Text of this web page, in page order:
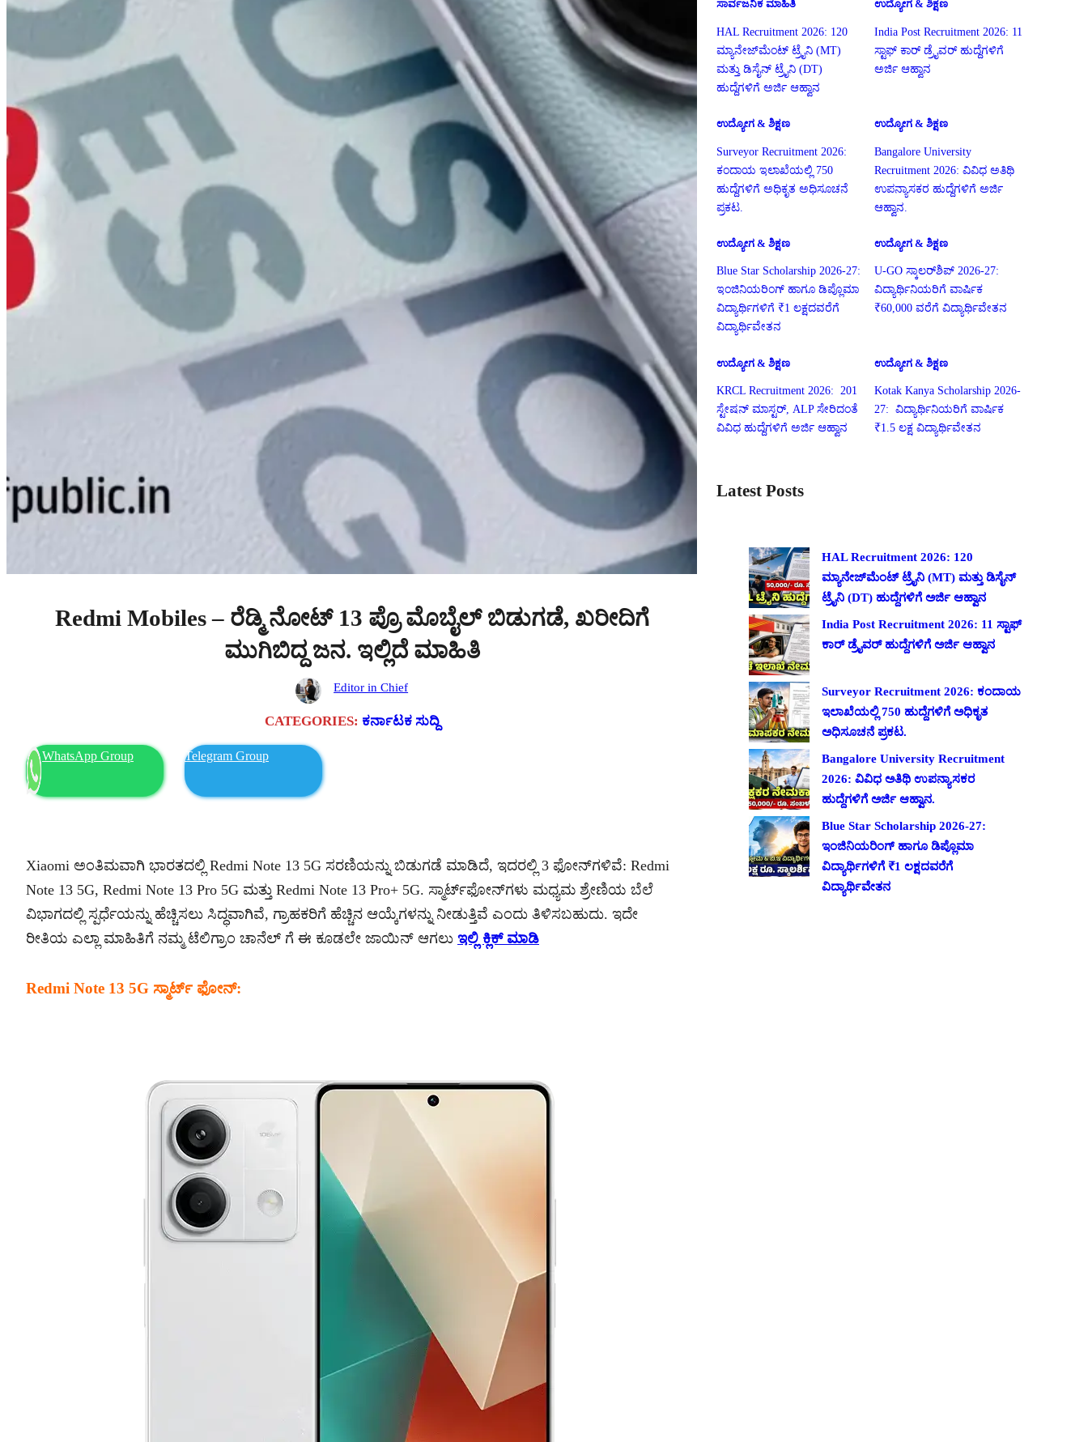
Redmi Mobiles – ರೆಡ್ಮಿ ನೋಟ್ 13 ಪ್ರೊ ಮೊಬೈಲ್ ಬಿಡುಗಡೆ, ಖರೀದಿಗೆ
ಮುಗಿಬಿದ್ದ ಜನ. ಇಲ್ಲಿದೆ ಮಾಹಿತಿ
Editor in Chief
CATEGORIES: ಕರ್ನಾಟಕ ಸುದ್ದಿ
WhatsApp Group Telegram Group
Xiaomi ಅಂತಿಮವಾಗಿ ಭಾರತದಲ್ಲಿ Redmi Note 13 5G ಸರಣಿಯನ್ನು ಬಿಡುಗಡೆ ಮಾಡಿದೆ, ಇದರಲ್ಲಿ 3 ಫೋನ್‌ಗಳಿವೆ: Redmi
Note 13 5G, Redmi Note 13 Pro 5G ಮತ್ತು Redmi Note 13 Pro+ 5G. ಸ್ಮಾರ್ಟ್‌ಫೋನ್‌ಗಳು ಮಧ್ಯಮ ಶ್ರೇಣಿಯ ಬೆಲೆ
ವಿಭಾಗದಲ್ಲಿ ಸ್ಪರ್ಧೆಯನ್ನು ಹೆಚ್ಚಿಸಲು ಸಿದ್ಧವಾಗಿವೆ, ಗ್ರಾಹಕರಿಗೆ ಹೆಚ್ಚಿನ ಆಯ್ಕೆಗಳನ್ನು ನೀಡುತ್ತಿವೆ ಎಂದು ತಿಳಿಸಬಹುದು. ಇದೇ
ರೀತಿಯ ಎಲ್ಲಾ ಮಾಹಿತಿಗೆ ನಮ್ಮ ಟೆಲಿಗ್ರಾಂ ಚಾನೆಲ್ ಗೆ ಈ ಕೂಡಲೇ ಜಾಯಿನ್ ಆಗಲು ಇಲ್ಲಿ ಕ್ಲಿಕ್ ಮಾಡಿ
Redmi Note 13 5G ಸ್ಮಾರ್ಟ್ ಫೋನ್:
ಸಾರ್ವಜನಿಕ ಮಾಹಿತಿ
HAL Recruitment 2026: 120
ಮ್ಯಾನೇಜ್‌ಮೆಂಟ್ ಟ್ರೈನಿ (MT)
ಮತ್ತು ಡಿಸೈನ್ ಟ್ರೈನಿ (DT)
ಹುದ್ದೆಗಳಿಗೆ ಅರ್ಜಿ ಆಹ್ವಾನ
ಉದ್ಯೋಗ & ಶಿಕ್ಷಣ
India Post Recruitment 2026: 11
ಸ್ಟಾಫ್ ಕಾರ್ ಡ್ರೈವರ್ ಹುದ್ದೆಗಳಿಗೆ
ಅರ್ಜಿ ಆಹ್ವಾನ
ಉದ್ಯೋಗ & ಶಿಕ್ಷಣ
Surveyor Recruitment 2026:
ಕಂದಾಯ ಇಲಾಖೆಯಲ್ಲಿ 750
ಹುದ್ದೆಗಳಿಗೆ ಅಧಿಕೃತ ಅಧಿಸೂಚನೆ
ಪ್ರಕಟ.
ಉದ್ಯೋಗ & ಶಿಕ್ಷಣ
Bangalore University
Recruitment 2026: ವಿವಿಧ ಅತಿಥಿ
ಉಪನ್ಯಾಸಕರ ಹುದ್ದೆಗಳಿಗೆ ಅರ್ಜಿ
ಆಹ್ವಾನ.
ಉದ್ಯೋಗ & ಶಿಕ್ಷಣ
Blue Star Scholarship 2026-27:
ಇಂಜಿನಿಯರಿಂಗ್ ಹಾಗೂ ಡಿಪ್ಲೊಮಾ
ವಿದ್ಯಾರ್ಥಿಗಳಿಗೆ ₹1 ಲಕ್ಷದವರೆಗೆ
ವಿದ್ಯಾರ್ಥಿವೇತನ
ಉದ್ಯೋಗ & ಶಿಕ್ಷಣ
U-GO ಸ್ಕಾಲರ್‌ಶಿಪ್ 2026-27:
ವಿದ್ಯಾರ್ಥಿನಿಯರಿಗೆ ವಾರ್ಷಿಕ
₹60,000 ವರೆಗೆ ವಿದ್ಯಾರ್ಥಿವೇತನ
ಉದ್ಯೋಗ & ಶಿಕ್ಷಣ
KRCL Recruitment 2026: 201
ಸ್ಟೇಷನ್ ಮಾಸ್ಟರ್, ALP ಸೇರಿದಂತೆ
ವಿವಿಧ ಹುದ್ದೆಗಳಿಗೆ ಅರ್ಜಿ ಆಹ್ವಾನ
ಉದ್ಯೋಗ & ಶಿಕ್ಷಣ
Kotak Kanya Scholarship 2026-
27: ವಿದ್ಯಾರ್ಥಿನಿಯರಿಗೆ ವಾರ್ಷಿಕ
₹1.5 ಲಕ್ಷ ವಿದ್ಯಾರ್ಥಿವೇತನ
Latest Posts
HAL Recruitment 2026: 120
ಮ್ಯಾನೇಜ್‌ಮೆಂಟ್ ಟ್ರೈನಿ (MT) ಮತ್ತು ಡಿಸೈನ್
ಟ್ರೈನಿ (DT) ಹುದ್ದೆಗಳಿಗೆ ಅರ್ಜಿ ಆಹ್ವಾನ
India Post Recruitment 2026: 11 ಸ್ಟಾಫ್
ಕಾರ್ ಡ್ರೈವರ್ ಹುದ್ದೆಗಳಿಗೆ ಅರ್ಜಿ ಆಹ್ವಾನ
Surveyor Recruitment 2026: ಕಂದಾಯ
ಇಲಾಖೆಯಲ್ಲಿ 750 ಹುದ್ದೆಗಳಿಗೆ ಅಧಿಕೃತ
ಅಧಿಸೂಚನೆ ಪ್ರಕಟ.
Bangalore University Recruitment
2026: ವಿವಿಧ ಅತಿಥಿ ಉಪನ್ಯಾಸಕರ
ಹುದ್ದೆಗಳಿಗೆ ಅರ್ಜಿ ಆಹ್ವಾನ.
Blue Star Scholarship 2026-27:
ಇಂಜಿನಿಯರಿಂಗ್ ಹಾಗೂ ಡಿಪ್ಲೊಮಾ
ವಿದ್ಯಾರ್ಥಿಗಳಿಗೆ ₹1 ಲಕ್ಷದವರೆಗೆ
ವಿದ್ಯಾರ್ಥಿವೇತನ